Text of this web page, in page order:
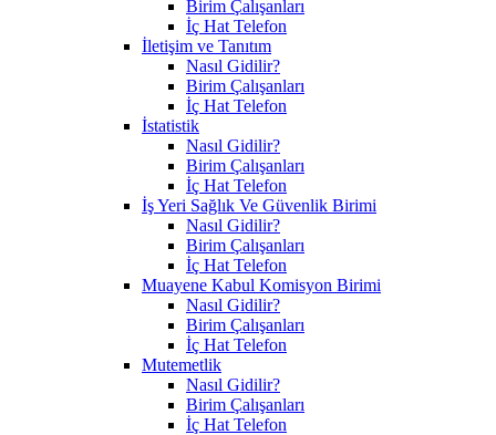
Birim Çalışanları
İç Hat Telefon
İletişim ve Tanıtım
Nasıl Gidilir?
Birim Çalışanları
İç Hat Telefon
İstatistik
Nasıl Gidilir?
Birim Çalışanları
İç Hat Telefon
İş Yeri Sağlık Ve Güvenlik Birimi
Nasıl Gidilir?
Birim Çalışanları
İç Hat Telefon
Muayene Kabul Komisyon Birimi
Nasıl Gidilir?
Birim Çalışanları
İç Hat Telefon
Mutemetlik
Nasıl Gidilir?
Birim Çalışanları
İç Hat Telefon